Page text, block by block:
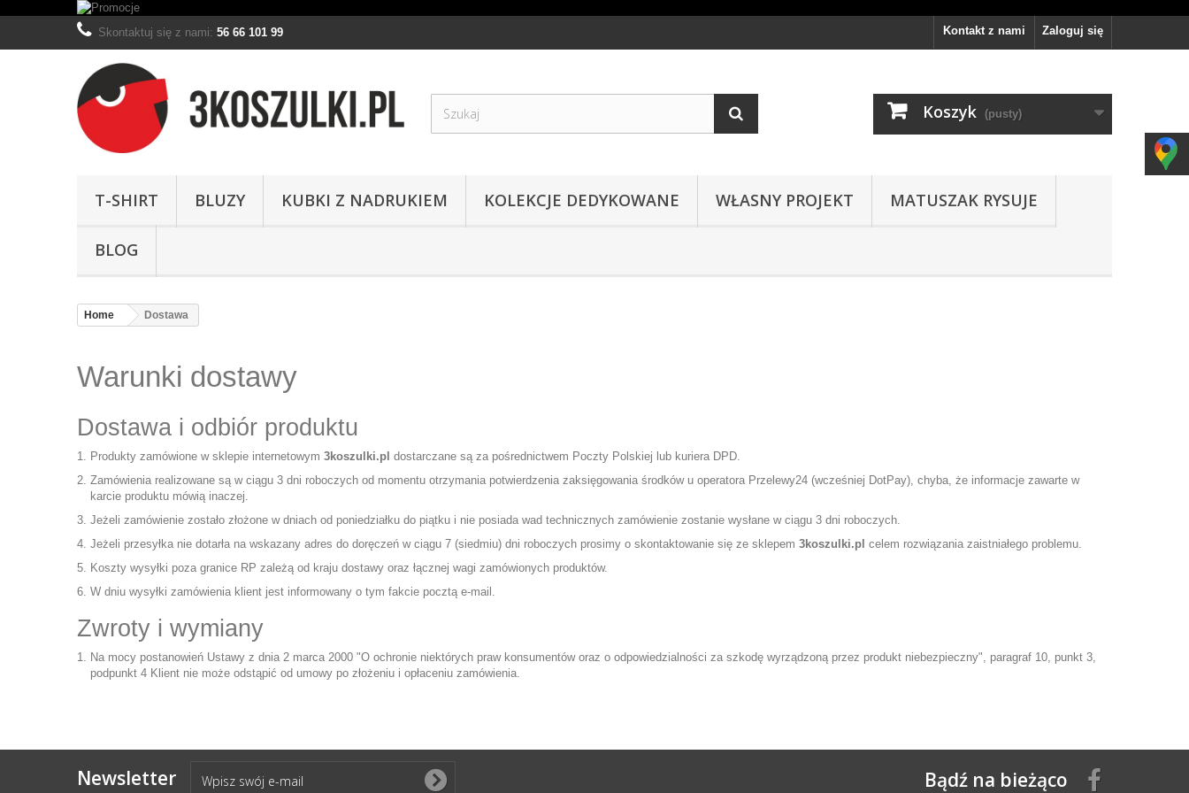
Zaloguj się
Kontakt z nami
Skontaktuj się z nami: 56 66 101 99
Koszyk (pusty)
T-SHIRT BLUZY KUBKI Z NADRUKIEM KOLEKCJE DEDYKOWANE WŁASNY PROJEKT MATUSZAK RYSUJE
BLOG
Home Dostawa
Warunki dostawy
Dostawa i odbiór produktu
Produkty zamówione w sklepie internetowym 3koszulki.pl dostarczane są za pośrednictwem Poczty Polskiej lub kuriera DPD.
Zamówienia realizowane są w ciągu 3 dni roboczych od momentu otrzymania potwierdzenia zaksięgowania środków u operatora Przelewy24 (wcześniej DotPay), chyba, że informacje zawarte w
karcie produktu mówią inaczej.
Jeżeli zamówienie zostało złożone w dniach od poniedziałku do piątku i nie posiada wad technicznych zamówienie zostanie wysłane w ciągu 3 dni roboczych.
Jeżeli przesyłka nie dotarła na wskazany adres do doręczeń w ciągu 7 (siedmiu) dni roboczych prosimy o skontaktowanie się ze sklepem 3koszulki.pl celem rozwiązania zaistniałego problemu.
Koszty wysyłki poza granice RP zależą od kraju dostawy oraz łącznej wagi zamówionych produktów.
W dniu wysyłki zamówienia klient jest informowany o tym fakcie pocztą e-mail.
Zwroty i wymiany
Na mocy postanowień Ustawy z dnia 2 marca 2000 "O ochronie niektórych praw konsumentów oraz o odpowiedzialności za szkodę wyrządzoną przez produkt niebezpieczny", paragraf 10, punkt 3,
podpunkt 4 Klient nie może odstąpić od umowy po złożeniu i opłaceniu zamówienia.
Newsletter Bądź na bieżąco